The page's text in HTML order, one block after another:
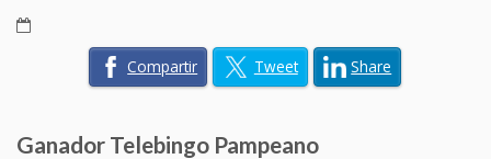
Compartir Tweet Share
Ganador Telebingo Pampeano